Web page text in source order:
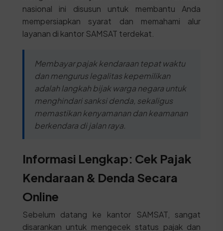
nasional ini disusun untuk membantu Anda
mempersiapkan syarat dan memahami alur
layanan di kantor SAMSAT terdekat.
Membayar pajak kendaraan tepat waktu
dan mengurus legalitas kepemilikan
adalah langkah bijak warga negara untuk
menghindari sanksi denda, sekaligus
memastikan kenyamanan dan keamanan
berkendara di jalan raya.
Informasi Lengkap: Cek Pajak
Kendaraan & Denda Secara
Online
Sebelum datang ke kantor SAMSAT, sangat
disarankan untuk mengecek status pajak dan